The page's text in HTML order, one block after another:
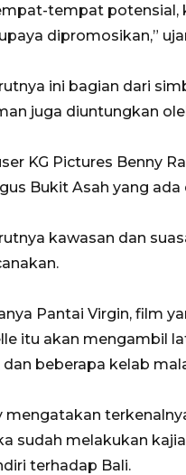
tempat potensial,
dipromosikan,”
ini bagian dari
juga diuntungkan
KG Pictures Benny
Bukit Asah yang
kawasan dan
Pantai Virgin, film
itu akan mengambil
dan beberapa kelab
mengatakan
sudah melakukan
terhadap Bali.